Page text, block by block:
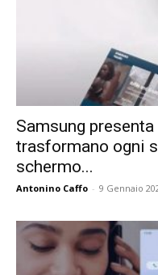
Samsung
trasformano ogni
schermo...
Antonino Caffo - 9 Gennaio